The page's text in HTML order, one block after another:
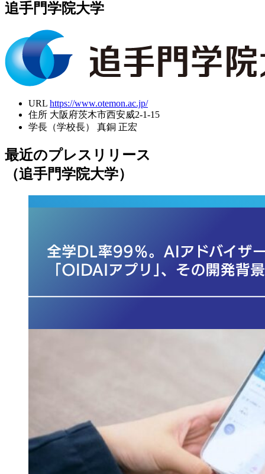
追手門学院大学
URL https://www.otemon.ac.jp/
住所 大阪府茨木市西安威2-1-15
学長（学校長）
真銅 正宏
最近のプレスリリース
（追手門学院大学）